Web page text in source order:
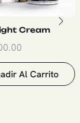
Cream
Al Carrito